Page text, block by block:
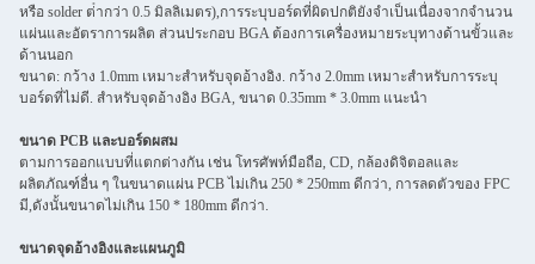
หรือ solder ต่ํากว่า 0.5 มิลลิเมตร),การระบุบอร์ดที่ผิดปกติยังจําเป็นเนื่องจากจํานวน
แผ่นและอัตราการผลิต ส่วนประกอบ BGA ต้องการเครื่องหมายระบุทางด้านขั้วและ
ด้านนอก
ขนาด: กว้าง 1.0mm เหมาะสําหรับจุดอ้างอิง. กว้าง 2.0mm เหมาะสําหรับการระบุ
บอร์ดที่ไม่ดี. สําหรับจุดอ้างอิง BGA, ขนาด 0.35mm * 3.0mm แนะนํา
ขนาด PCB และบอร์ดผสม
ตามการออกแบบที่แตกต่างกัน เช่น โทรศัพท์มือถือ, CD, กล้องดิจิตอลและ
ผลิตภัณฑ์อื่น ๆ ในขนาดแผ่น PCB ไม่เกิน 250 * 250mm ดีกว่า, การลดตัวของ FPC
มี,ดังนั้นขนาดไม่เกิน 150 * 180mm ดีกว่า.
ขนาดจุดอ้างอิงและแผนภูมิ